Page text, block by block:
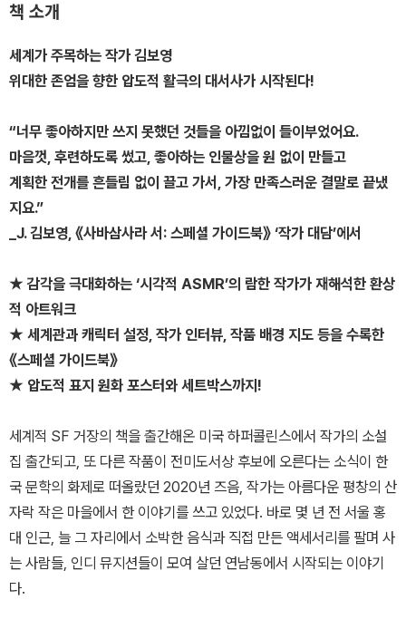
책 소개
세계가 주목하는 작가 김보영
위대한 존엄을 향한 압도적 활극의 대서사가 시작된다!
“너무 좋아하지만 쓰지 못했던 것들을 아낌없이 들이부었어요.
마음껏, 후련하도록 썼고, 좋아하는 인물상을 원 없이 만들고
계획한 전개를 흔들림 없이 끌고 가서, 가장 만족스러운 결말로 끝냈
지요.”
_J. 김보영, 《사바삼사라 서: 스페셜 가이드북》 ‘작가 대담’에서
★ 감각을 극대화하는 ‘시각적 ASMR’의 람한 작가가 재해석한 환상
적 아트워크
★ 세계관과 캐릭터 설정, 작가 인터뷰, 작품 배경 지도 등을 수록한
《스페셜 가이드북》
★ 압도적 표지 원화 포스터와 세트박스까지!
세계적 SF 거장의 책을 출간해온 미국 하퍼콜린스에서 작가의 소설
집 출간되고, 또 다른 작품이 전미도서상 후보에 오른다는 소식이 한
국 문학의 화제로 떠올랐던 2020년 즈음, 작가는 아름다운 평창의 산
자락 작은 마을에서 한 이야기를 쓰고 있었다. 바로 몇 년 전 서울 홍
대 인근, 늘 그 자리에서 소박한 음식과 직접 만든 액세서리를 팔며 사
는 사람들, 인디 뮤지션들이 모여 살던 연남동에서 시작되는 이야기
다.